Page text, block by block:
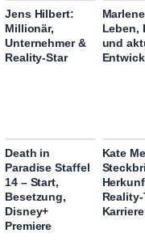
Jens Hilbert:
Millionär,
Unternehmer &
Reality-Star
Leben,
und
Death in
Paradise Staffel
14 – Start,
Besetzung,
Disney+
Premiere
Kate
Reality-
Karriere